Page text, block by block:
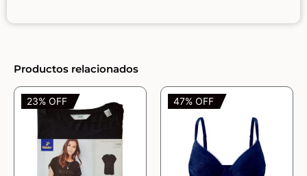
Productos relacionados
23% OFF 47% OFF